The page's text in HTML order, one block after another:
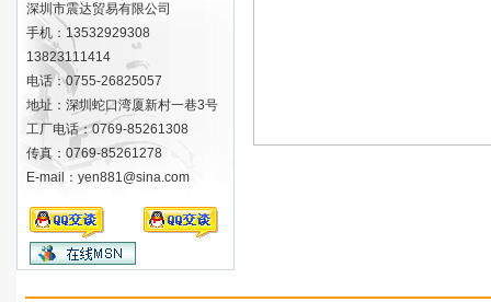
深圳市震达贸易有限公司
手机：13532929308
13823111414
电话：0755-26825057
地址：深圳蛇口湾厦新村一巷3号
工厂电话：0769-85261308
传真：0769-85261278
E-mail：yen881@sina.com